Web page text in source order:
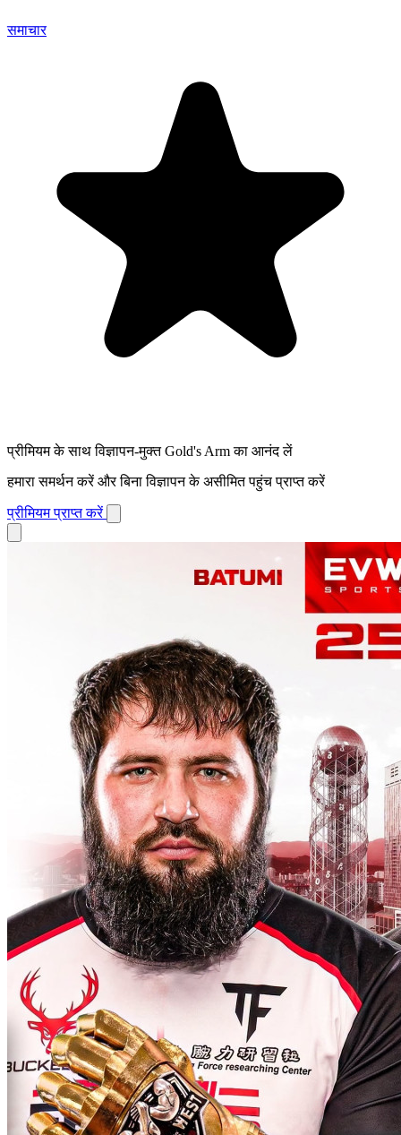
समाचार
प्रीमियम के साथ विज्ञापन-मुक्त Gold's Arm का आनंद लें
हमारा समर्थन करें और बिना विज्ञापन के असीमित पहुंच प्राप्त करें
प्रीमियम प्राप्त करें